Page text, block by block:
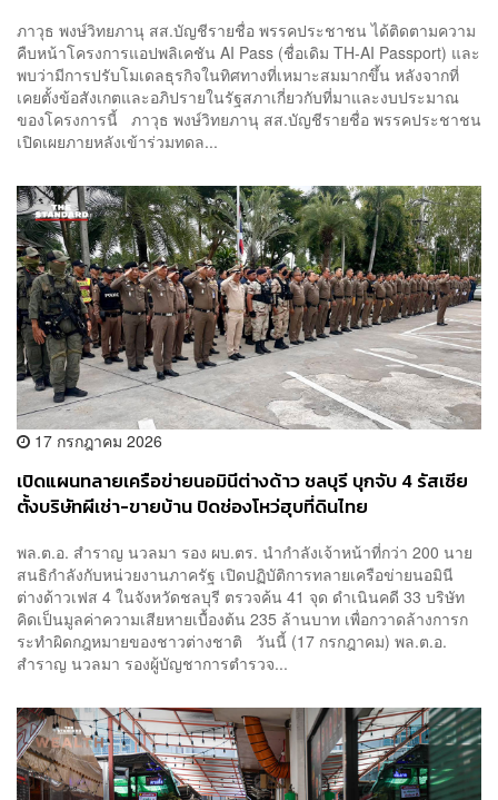
ภาวุธ พงษ์วิทยภานุ สส.บัญชีรายชื่อ พรรคประชาชน ได้ติดตามความ
คืบหน้าโครงการแอปพลิเคชัน AI Pass (ชื่อเดิม TH-AI Passport) และ
พบว่ามีการปรับโมเดลธุรกิจในทิศทางที่เหมาะสมมากขึ้น หลังจากที่
เคยตั้งข้อสังเกตและอภิปรายในรัฐสภาเกี่ยวกับที่มาและงบประมาณ
ของโครงการนี้ ภาวุธ พงษ์วิทยภานุ สส.บัญชีรายชื่อ พรรคประชาชน
เปิดเผยภายหลังเข้าร่วมทดล...
17 กรกฎาคม 2026
เปิดแผนทลายเครือข่ายนอมินีต่างด้าว ชลบุรี บุกจับ 4 รัสเซีย
ตั้งบริษัทผีเช่า-ขายบ้าน ปิดช่องโหว่ฮุบที่ดินไทย
พล.ต.อ. สำราญ นวลมา รอง ผบ.ตร. นำกำลังเจ้าหน้าที่กว่า 200 นาย
สนธิกำลังกับหน่วยงานภาครัฐ เปิดปฏิบัติการทลายเครือข่ายนอมินี
ต่างด้าวเฟส 4 ในจังหวัดชลบุรี ตรวจค้น 41 จุด ดำเนินคดี 33 บริษัท
คิดเป็นมูลค่าความเสียหายเบื้องต้น 235 ล้านบาท เพื่อกวาดล้างการก
ระทำผิดกฎหมายของชาวต่างชาติ วันนี้ (17 กรกฎาคม) พล.ต.อ.
สำราญ นวลมา รองผู้บัญชาการตำรวจ...